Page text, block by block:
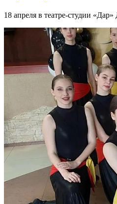
18 апреля в театре-студии